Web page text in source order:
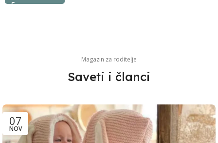
Magazin za roditelje
Saveti i članci
07
NOV